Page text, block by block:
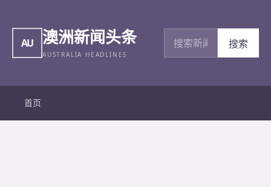
AU 澳洲新闻头条
AUSTRALIA HEADLINES
搜索新闻
搜索
首页